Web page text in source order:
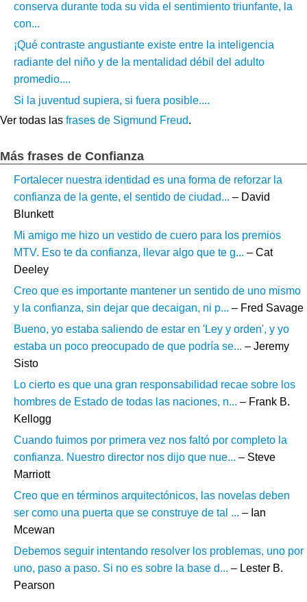
conserva durante toda su vida el sentimiento triunfante, la
con...
¡Qué contraste angustiante existe entre la inteligencia
radiante del niño y de la mentalidad débil del adulto
promedio....
Si la juventud supiera, si fuera posible....
Ver todas las frases de Sigmund Freud.
Más frases de Confianza
Fortalecer nuestra identidad es una forma de reforzar la
confianza de la gente, el sentido de ciudad... – David
Blunkett
Mi amigo me hizo un vestido de cuero para los premios
MTV. Eso te da confianza, llevar algo que te g... – Cat
Deeley
Creo que es importante mantener un sentido de uno mismo
y la confianza, sin dejar que decaigan, ni p... – Fred Savage
Bueno, yo estaba saliendo de estar en 'Ley y orden', y yo
estaba un poco preocupado de que podría se... – Jeremy
Sisto
Lo cierto es que una gran responsabilidad recae sobre los
hombres de Estado de todas las naciones, n... – Frank B.
Kellogg
Cuando fuimos por primera vez nos faltó por completo la
confianza. Nuestro director nos dijo que nue... – Steve
Marriott
Creo que en términos arquitectónicos, las novelas deben
ser como una puerta que se construye de tal ... – Ian
Mcewan
Debemos seguir intentando resolver los problemas, uno por
uno, paso a paso. Si no es sobre la base d... – Lester B.
Pearson